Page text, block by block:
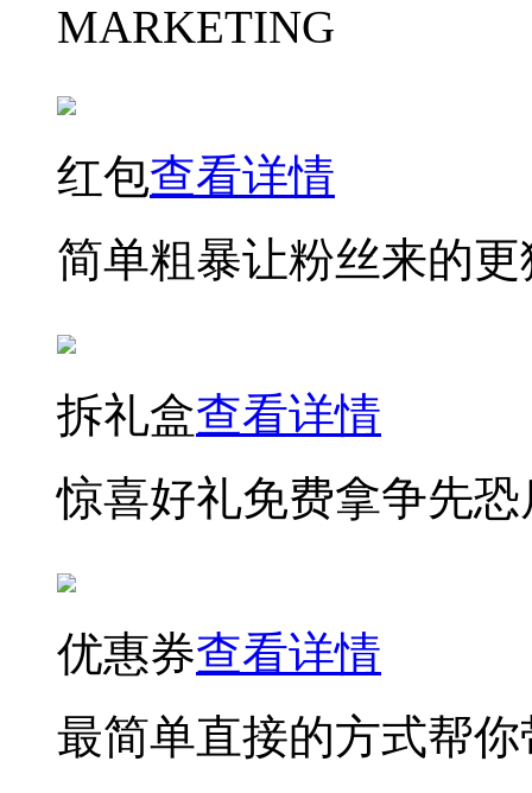
MARKETING
红包查看详情
简单粗暴让粉丝来的
拆礼盒查看详情
惊喜好礼免费拿争先
优惠券查看详情
最简单直接的方式帮